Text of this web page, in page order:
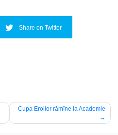
Share on Twitter
Cupa Eroilor rămîne la Academie